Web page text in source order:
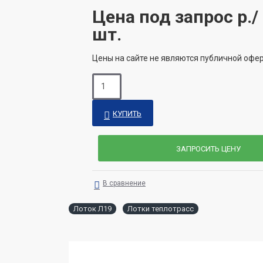
Цена под запрос р./
шт.
Цены на сайте не являются публичной
КУПИТЬ
ЗАПРОСИТЬ ЦЕНУ
В сравнение
Лоток Л19 Лотки теплотрасс